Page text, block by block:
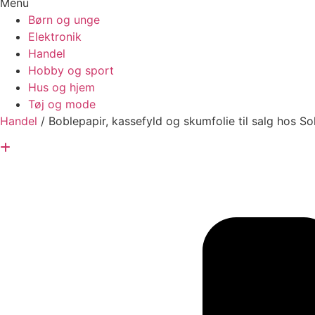
Menu
Børn og unge
Elektronik
Handel
Hobby og sport
Hus og hjem
Tøj og mode
Handel / Boblepapir, kassefyld og skumfolie til salg hos